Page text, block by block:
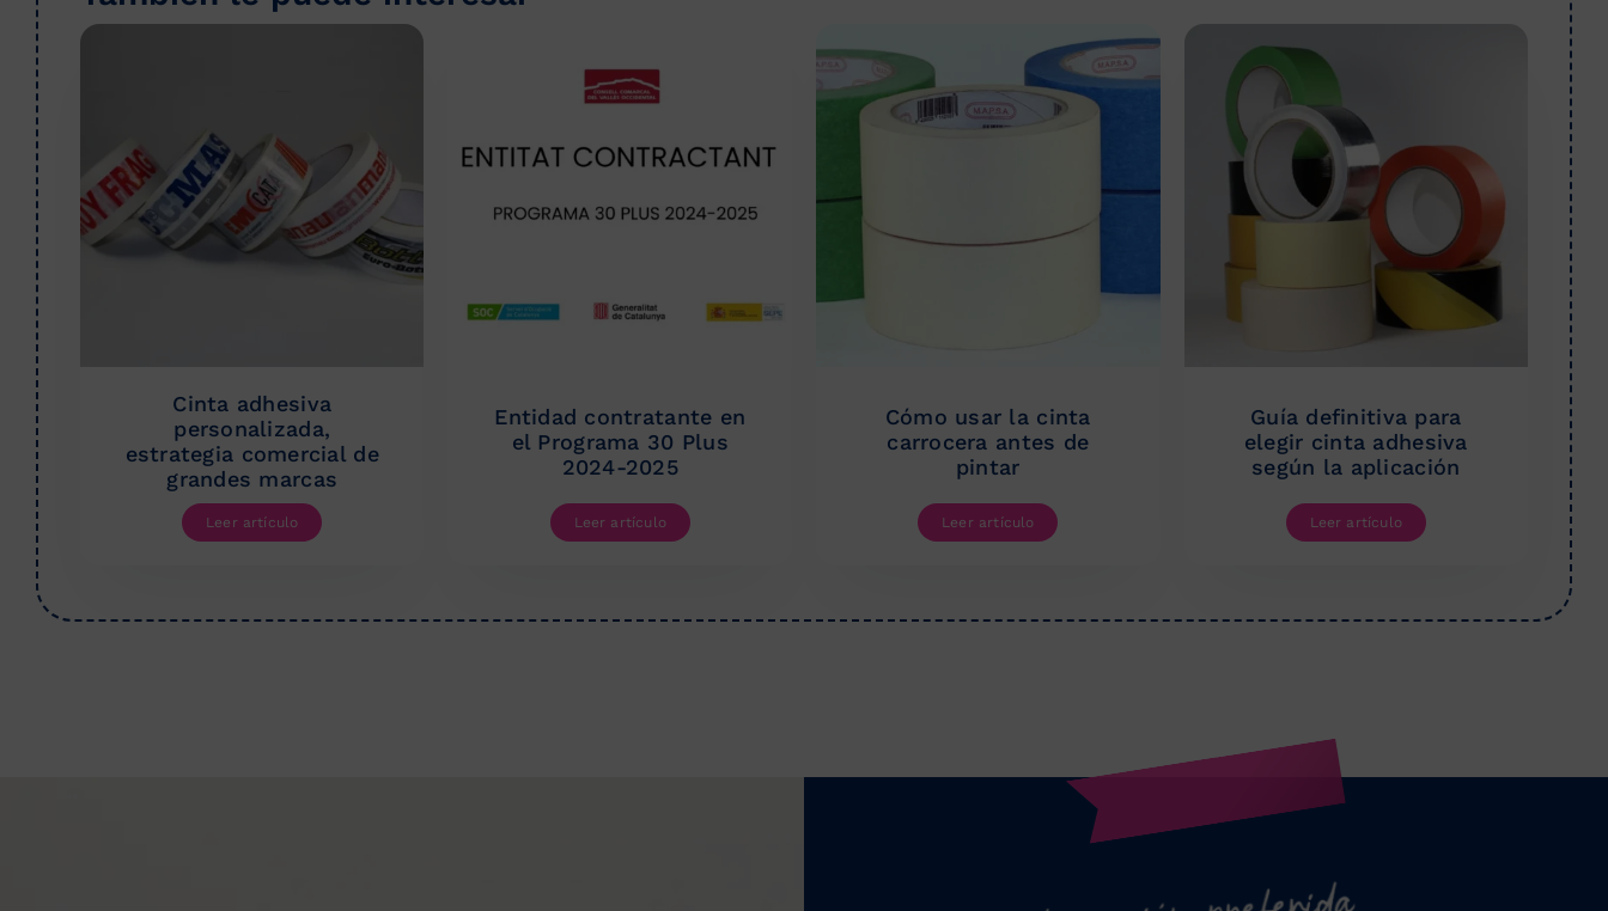
Cinta adhesiva
personalizada,
estrategia comercial de
grandes marcas
Leer artículo
Entidad contratante en
el Programa 30 Plus
2024-2025
Leer artículo
Cómo usar la cinta
carrocera antes de
pintar
Leer artículo
Guía definitiva para
elegir cinta adhesiva
según la aplicación
Leer artículo